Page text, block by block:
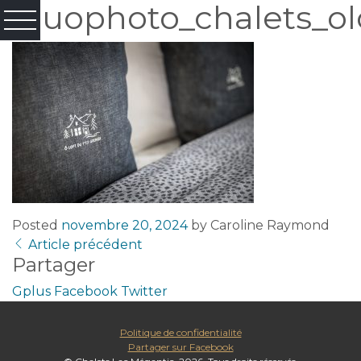
Posted novembre 20, 2024by Caroline Raymond
Article précédent
Partager
Gplus Facebook Twitter
Politique de confidentialité
Partager sur Facebook